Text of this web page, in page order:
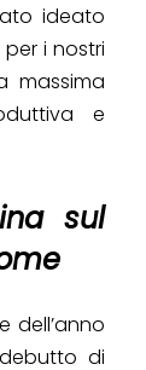
ideato
i nostri
massima
e
sul
dell’anno
di